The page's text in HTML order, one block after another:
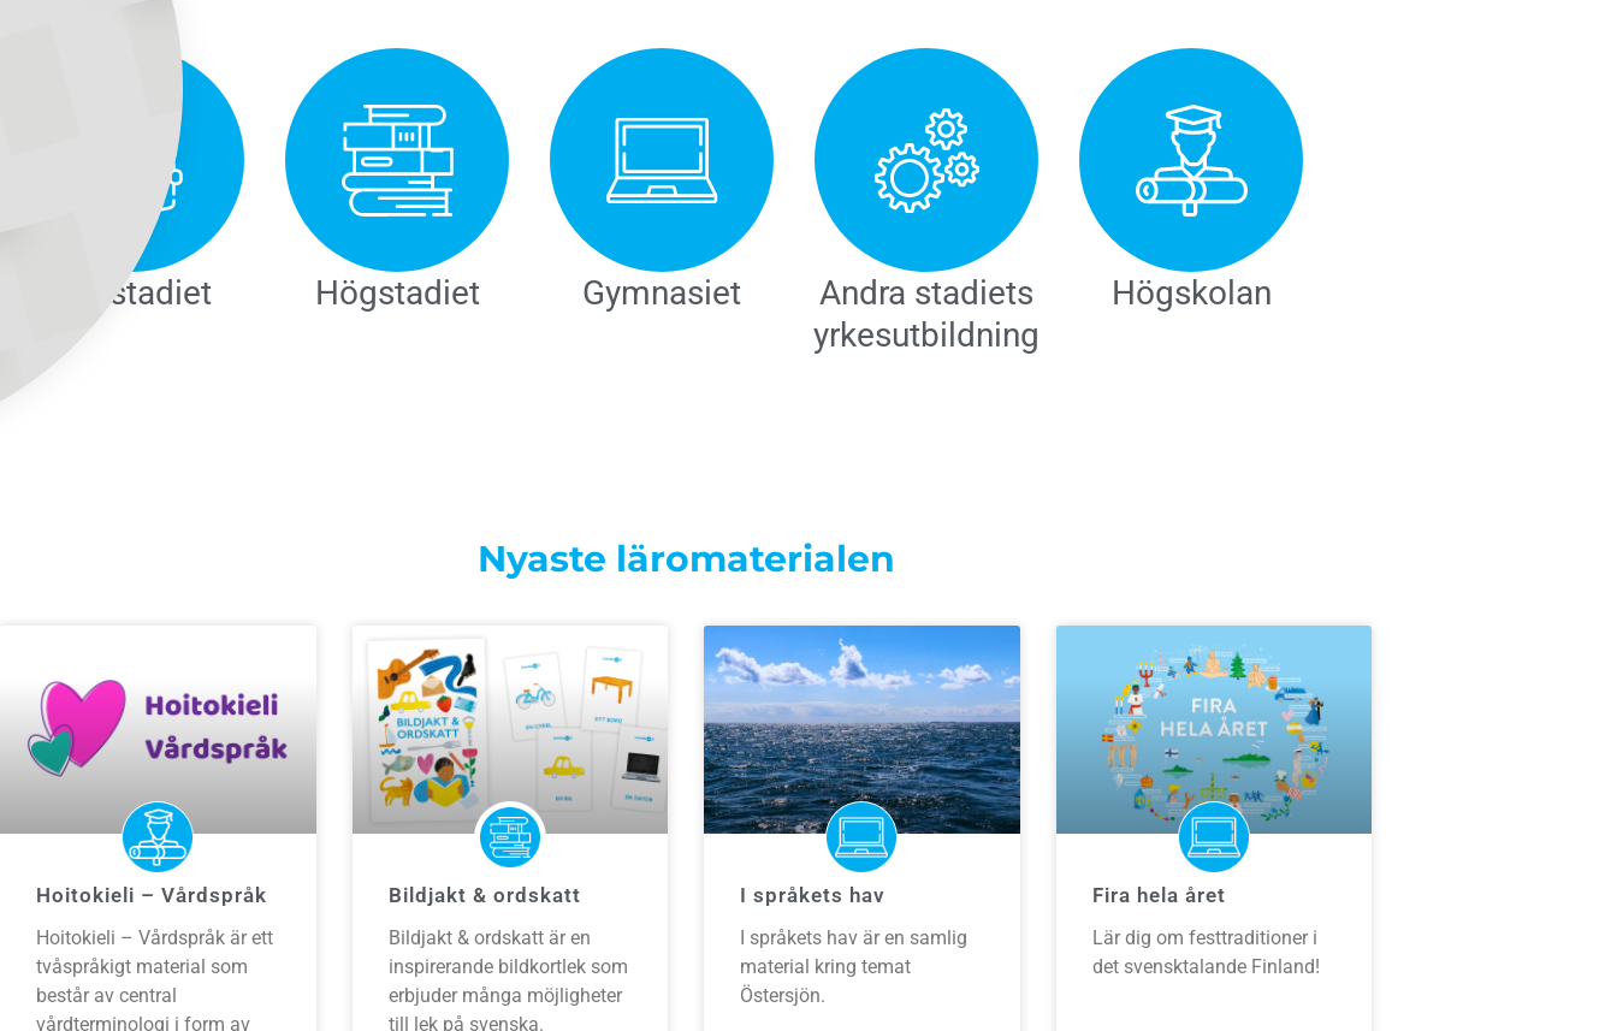
Lågstadiet Högstadiet Gymnasiet
Andra stadiets
yrkesutbildning
Högskolan
Nyaste läromaterialen
Hoitokieli – Vårdspråk
Hoitokieli – Vårdspråk är ett
tvåspråkigt material som
består av central
vårdterminologi i form av
Bildjakt & ordskatt
Bildjakt & ordskatt är en
inspirerande bildkortlek som
erbjuder många möjligheter
till lek på svenska.
I språkets hav
I språkets hav är en samlig
material kring temat
Östersjön.
Fira hela året
Lär dig om festtraditioner i
det svensktalande Finland!